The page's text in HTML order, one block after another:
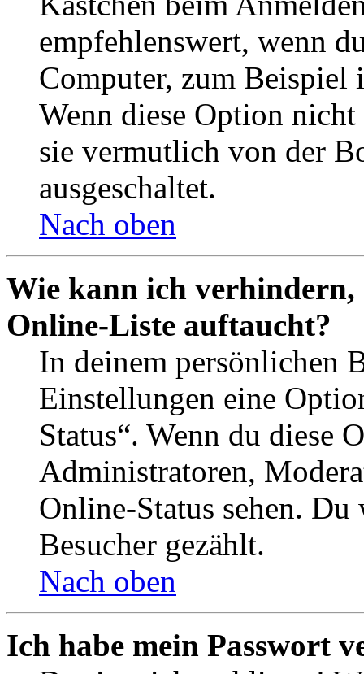
empfehlenswert, wenn
Computer, zum Beispiel
Wenn diese Option
sie vermutlich von der
ausgeschaltet.
Nach oben
Wie kann ich verhindern,
Online-Liste auftaucht?
In deinem persönlichen
Einstellungen eine
Status“. Wenn du diese
Administratoren,
Online-Status sehen.
Besucher gezählt.
Nach oben
Ich habe mein Passwort